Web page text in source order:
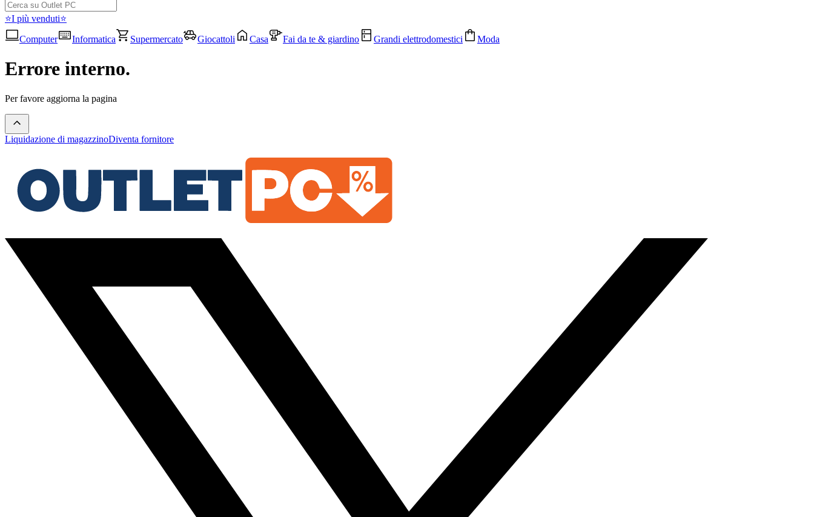
⭐I più venduti⭐
Computer
Informatica Supermercato Giocattoli Casa Fai da te & giardino Grandi elettrodomestici Moda
Errore interno.
Per favore aggiorna la pagina
Liquidazione di magazzinoDiventa fornitore